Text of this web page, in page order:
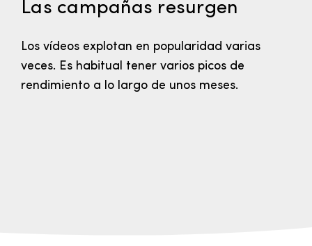
Las campañas resurgen
Los vídeos explotan en popularidad varias
veces. Es habitual tener varios picos de
rendimiento a lo largo de unos meses.